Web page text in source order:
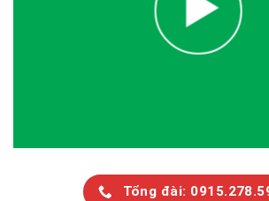
Tổng đài: